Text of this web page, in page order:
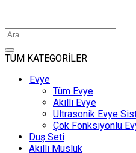
TÜM KATEGORİLER
Evye
Tüm Evye
Akıllı Evye
Ultrasonik Evye
Çok Fonksiyonlu
Duş Seti
Akıllı Musluk